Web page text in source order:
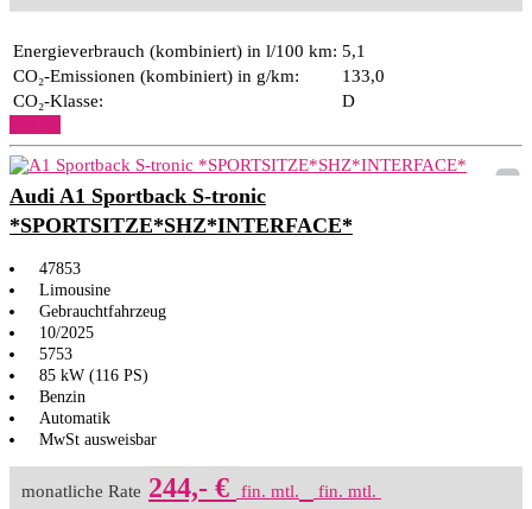
Energieverbrauch (kombiniert) in l/100 km: 5,1
CO₂-Emissionen (kombiniert) in g/km:
133,0
CO₂-Klasse:
D
Audi A1 Sportback S-tronic
*SPORTSITZE*SHZ*INTERFACE*
47853
Limousine
Gebrauchtfahrzeug
10/2025
5753
85 kW (116 PS)
Benzin
Automatik
MwSt ausweisbar
monatliche Rate 244,- € fin. mtl. fin. mtl.